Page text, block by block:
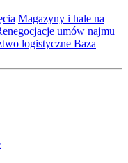
Magazyny i hale na
umów najmu
logistyczne Baza